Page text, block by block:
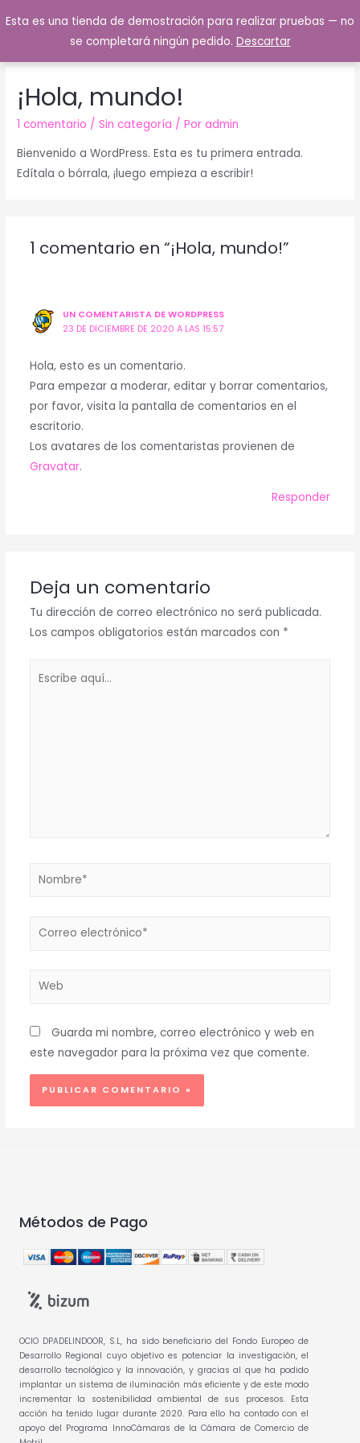
0
¡Hola, mundo!
1 comentario /Sin categoría / Poradmin
Bienvenido a WordPress. Esta es tu primera entrada.
Edítala o bórrala, ¡luego empieza a escribir!
1 comentario en “¡Hola, mundo!”
UN COMENTARISTA DE WORDPRESS
23 DE DICIEMBRE DE 2020 A LAS 15:57
Hola, esto es un comentario.
Para empezar a moderar, editar y borrar comentarios,
por favor, visita la pantalla de comentarios en el
escritorio.
Los avatares de los comentaristas provienen de
Gravatar.
Responder
Deja un comentario
Tu dirección de correo electrónico no será publicada.
Los campos obligatorios están marcados con *
Guarda mi nombre, correo electrónico y web en
este navegador para la próxima vez que comente.
Métodos de Pago
OCIO DPADELINDOOR, S.L, ha sido beneficiario del Fondo Europeo de
Desarrollo Regional cuyo objetivo es potenciar la investigación, el
desarrollo tecnológico y la innovación, y gracias al que ha podido
implantar un sistema de iluminación más eficiente y de este modo
incrementar la sostenibilidad ambiental de sus procesos. Esta
acción ha tenido lugar durante 2020. Para ello ha contado con el
apoyo del Programa InnoCámaras de la Cámara de Comercio de
Esta es una tienda de demostración para realizar pruebas — no
se completará ningún pedido. Descartar